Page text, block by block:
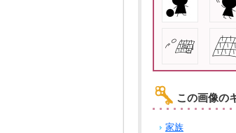
この画像の
家族